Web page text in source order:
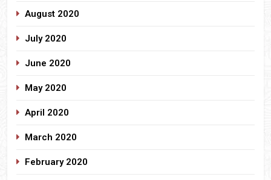
August 2020
July 2020
June 2020
May 2020
April 2020
March 2020
February 2020